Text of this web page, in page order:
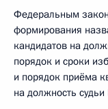
Федеральным
формирования
кандидатов на
порядок и сроки
и порядок приёма
на должность